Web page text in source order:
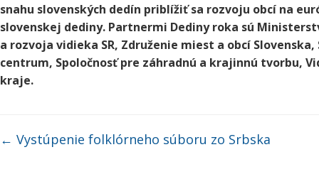
snahu slovenských dedín priblížiť sa rozvoju obcí na
slovenskej dediny. Partnermi Dediny roka sú
a rozvoja vidieka SR, Združenie miest a obcí
centrum, Spoločnosť pre záhradnú a krajinnú tvorbu,
kraje.
← Vystúpenie folklórneho súboru zo Srbska